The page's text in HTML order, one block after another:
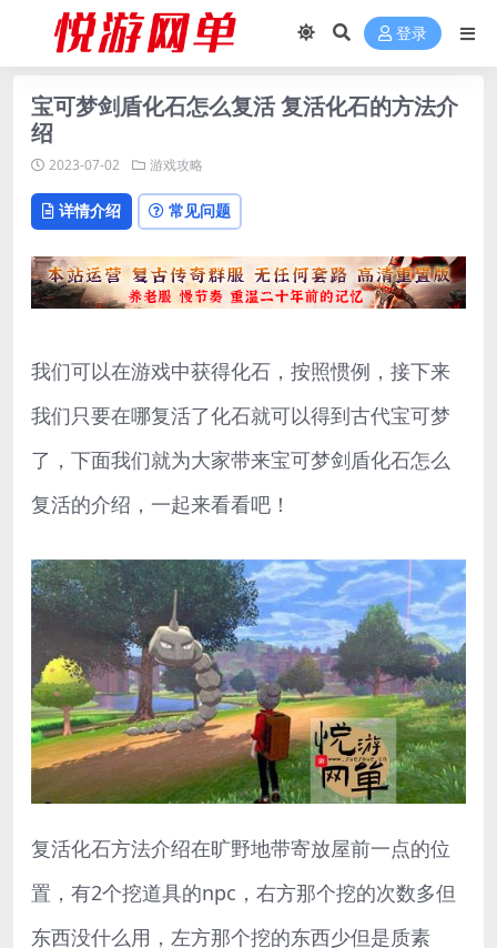
登录
宝可梦剑盾化石怎么复活 复活化石的方法介
绍
2023-07-02 游戏攻略
详情介绍 常见问题
我们可以在游戏中获得化石，按照惯例，接下来
我们只要在哪复活了化石就可以得到古代宝可梦
了，下面我们就为大家带来宝可梦剑盾化石怎么
复活的介绍，一起来看看吧！
复活化石方法介绍在旷野地带寄放屋前一点的位
置，有2个挖道具的npc，右方那个挖的次数多但
东西没什么用，左方那个挖的东西少但是质素